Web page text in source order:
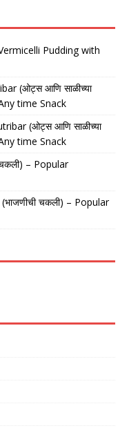
Pudding with
(ओट्स आणि साळीच्या
time Snack
(ओट्स आणि साळीच्या
time Snack
– Popular
चकली) – Popular